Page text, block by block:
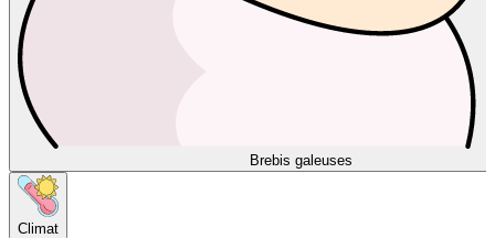
Brebis galeuses
Climat